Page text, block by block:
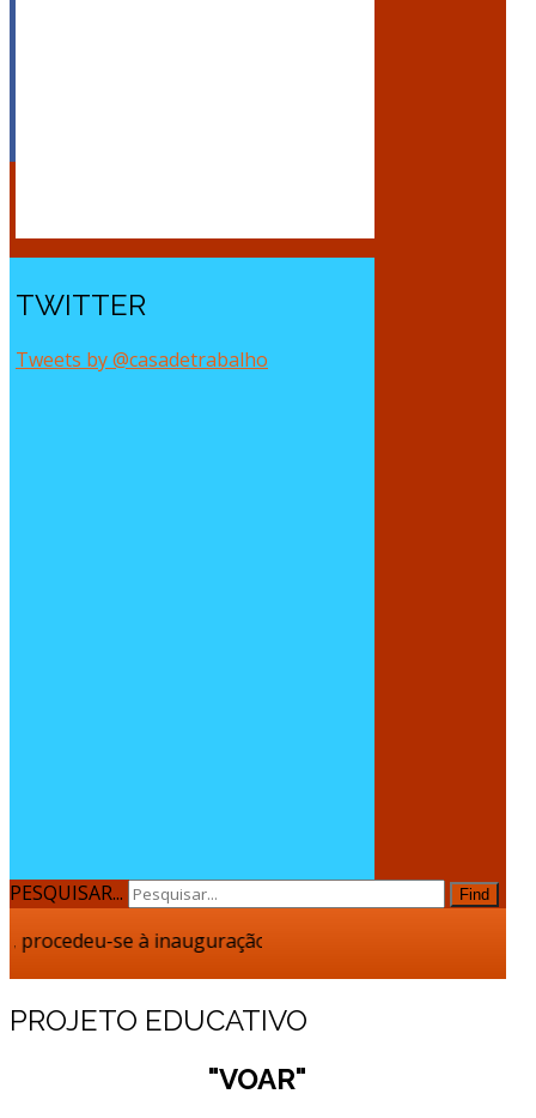
TWITTER
Tweets by @casadetrabalho
PESQUISAR... Find
se à inauguração do Novo Lar da Fundação
PROJETO EDUCATIVO
"VOAR"